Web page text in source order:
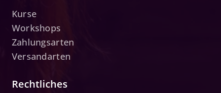
Kurse
Workshops
Zahlungsarten
Versandarten
Rechtliches